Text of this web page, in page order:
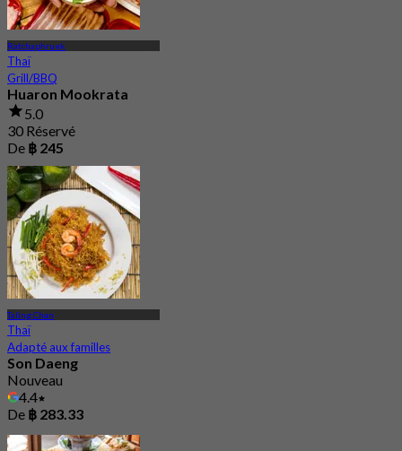
Ratchaphruek
Thaï
Grill/BBQ
Huaron Mookrata
5.0
30 Réservé
De ฿ 245
Taling Chan
Thaï
Adapté aux familles
Son Daeng
Nouveau
4.4
De ฿ 283.33